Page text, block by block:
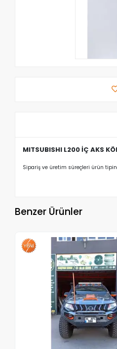
MITSUBISHI L200 İÇ AKS
Sipariş ve üretim süreçleri ürün
Benzer Ürünler